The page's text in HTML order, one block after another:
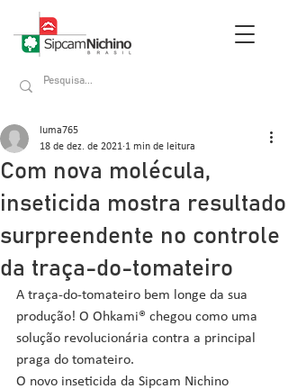
Com nova molécula,
inseticida mostra resultado
surpreendente no controle
da traça-do-tomateiro
luma765
18 de dez. de 2021 1 min de leitura
A traça-do-tomateiro bem longe da sua
produção! O Ohkami® chegou como uma
solução revolucionária contra a principal
praga do tomateiro.
O novo inseticida da Sipcam Nichino